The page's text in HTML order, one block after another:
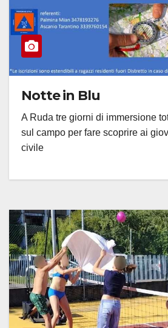
Notte in Blu
A Ruda tre giorni di immersione
sul campo per fare scoprire ai
civile